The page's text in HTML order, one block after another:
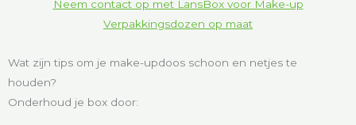
Neem contact op met LansBox voor Make-up
Verpakkingsdozen op maat
Wat zijn tips om je make-updoos schoon en netjes te
houden?
Onderhoud je box door: